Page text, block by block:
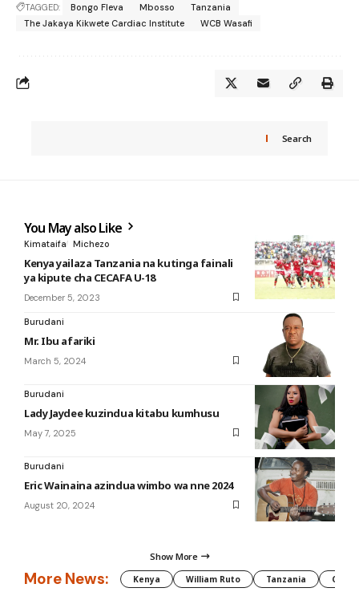
TAGGED: Bongo Fleva Mbosso
Tanzania
The Jakaya Kikwete Cardiac Institute
WCB Wasafi
Search
You May also Like
Kimataifa Michezo
Kenya yailaza Tanzania na kutinga fainali
ya kipute cha CECAFA U-18
December 5, 2023
Burudani
Mr. Ibu afariki
March 5, 2024
Burudani
Lady Jaydee kuzindua kitabu kumhusu
May 7, 2025
Burudani
Eric Wainaina azindua wimbo wa nne 2024
August 20, 2024
Show More
More News: Kenya William Ruto Tanzania CAF